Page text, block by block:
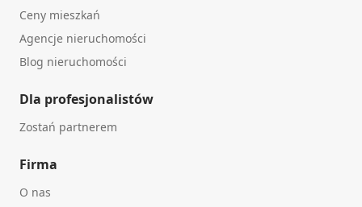
Ceny mieszkań
Agencje nieruchomości
Blog nieruchomości
Dla profesjonalistów
Zostań partnerem
Firma
O nas